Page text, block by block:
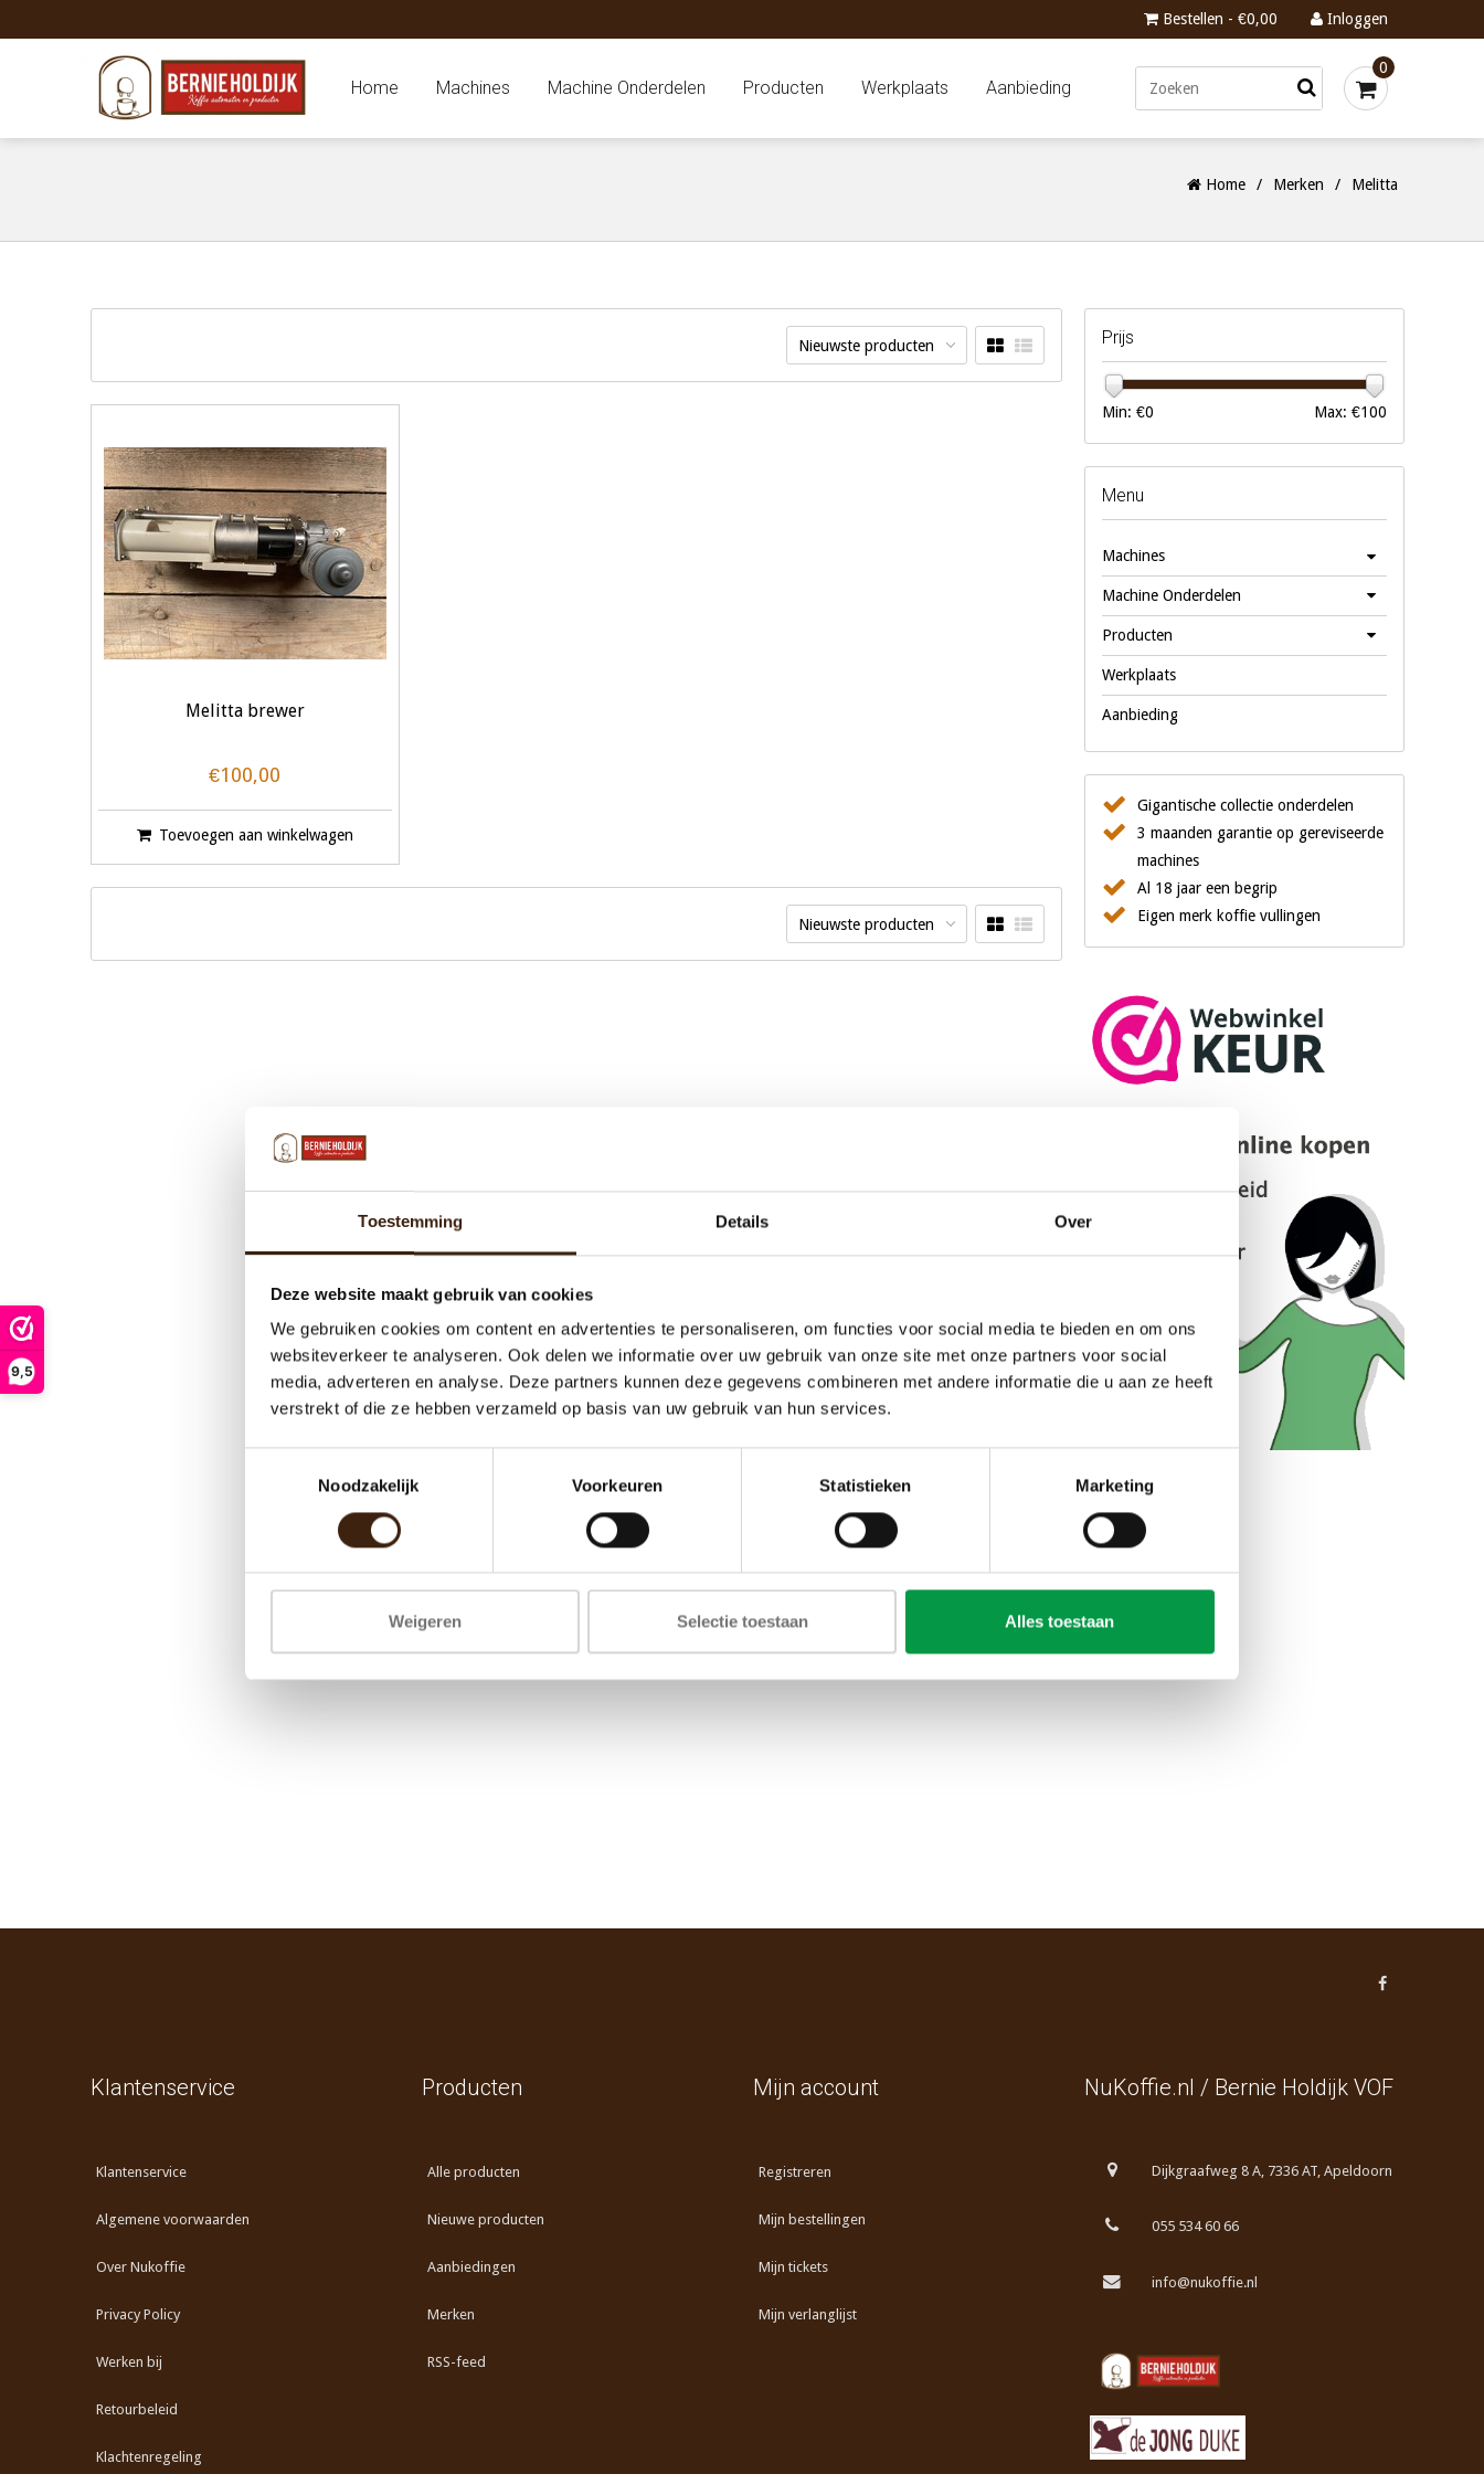
Toestemming Details Over
Deze website maakt gebruik van cookies
We gebruiken cookies om content en advertenties te personaliseren, om functies voor social media te bieden en om ons
websiteverkeer te analyseren. Ook delen we informatie over uw gebruik van onze site met onze partners voor social
media, adverteren en analyse. Deze partners kunnen deze gegevens combineren met andere informatie die u aan ze heeft
verstrekt of die ze hebben verzameld op basis van uw gebruik van hun services.
Noodzakelijk
Voorkeuren Statistieken Marketing
Weigeren Selectie toestaan Alles toestaan
9,5
Bestellen - €0,00 Inloggen
Home Machines Machine Onderdelen Producten Werkplaats Aanbieding
0
Home / Merken / Melitta
Nieuwste producten
Melitta brewer
€100,00
Toevoegen aan winkelwagen
Nieuwste producten
Prijs
Min: €0 Max: €100
Menu
Machines
Machine Onderdelen
Producten
Werkplaats
Aanbieding
Gigantische collectie onderdelen
3 maanden garantie op gereviseerde
machines
Al 18 jaar een begrip
Eigen merk koffie vullingen
Klantenservice
Klantenservice
Algemene voorwaarden
Over Nukoffie
Privacy Policy
Werken bij
Retourbeleid
Klachtenregeling
Producten
Alle producten
Nieuwe producten
Aanbiedingen
Merken
RSS-feed
Mijn account
Registreren
Mijn bestellingen
Mijn tickets
Mijn verlanglijst
NuKoffie.nl / Bernie Holdijk VOF
Dijkgraafweg 8 A, 7336 AT, Apeldoorn
055 534 60 66
info@nukoffie.nl